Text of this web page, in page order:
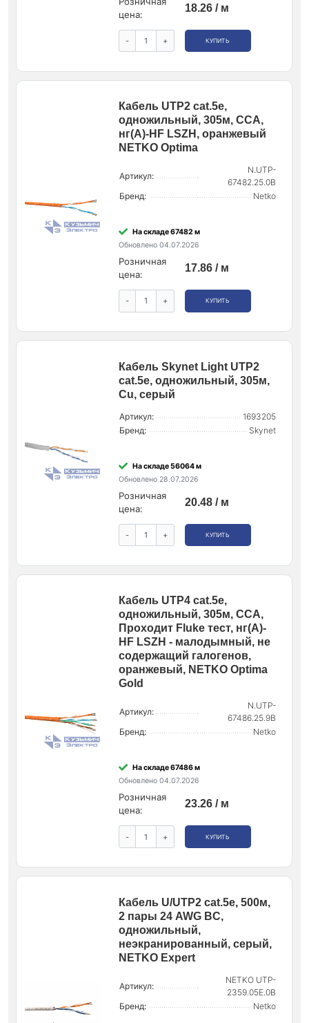
цена:
18.26 / м
- + КУПИТЬ
Кабель UTP2 cat.5e,
одножильный, 305м, CCA,
нг(А)-HF LSZH, оранжевый
NETKO Optima
Артикул:
N.UTP-
67482.25.0B
Бренд:
Netko
На складе 67482 м
Обновлено 04.07.2026
Розничная
цена:
17.86 / м
- + КУПИТЬ
Кабель Skynet Light UTP2
cat.5е, одножильный, 305м,
Cu, серый
Артикул:
1693205
Бренд:
Skynet
На складе 56064 м
Обновлено 28.07.2026
Розничная
цена:
20.48 / м
- + КУПИТЬ
Кабель UTP4 cat.5e,
одножильный, 305м, CCA,
Проходит Fluke тест, нг(А)-
HF LSZH - малодымный, не
содержащий галогенов,
оранжевый, NETKO Optima
Gold
Артикул:
N.UTP-
67486.25.9B
Бренд:
Netko
На складе 67486 м
Обновлено 04.07.2026
Розничная
цена:
23.26 / м
- + КУПИТЬ
Кабель U/UTP2 cat.5е, 500м,
2 пары 24 AWG BC,
одножильный,
неэкранированный, серый,
NETKO Expert
Артикул:
NETKO UTP-
2359.05E.0B
Бренд:
Netko